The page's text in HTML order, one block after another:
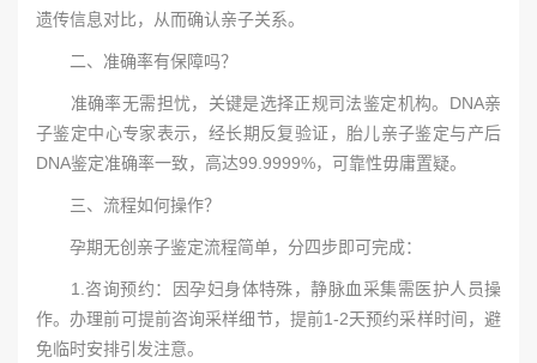
遗传信息对比，从而确认亲子关系。
二、准确率有保障吗？
准确率无需担忧，关键是选择正规司法鉴定机构。DNA亲
子鉴定中心专家表示，经长期反复验证，胎儿亲子鉴定与产后
DNA鉴定准确率一致，高达99.9999%，可靠性毋庸置疑。
三、流程如何操作？
孕期无创亲子鉴定流程简单，分四步即可完成：
1.咨询预约：因孕妇身体特殊，静脉血采集需医护人员操
作。办理前可提前咨询采样细节，提前1-2天预约采样时间，避
免临时安排引发注意。